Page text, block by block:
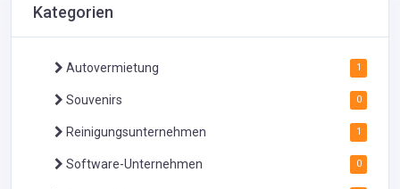
Kategorien
Autovermietung 1
Souvenirs 0
Reinigungsunternehmen 1
Software-Unternehmen 0